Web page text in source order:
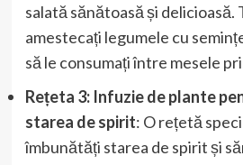
salată sănătoasă și delicioasă.
amestecați legumele cu
să le consumați între mesele
Rețeta 3: Infuzie de plante
starea de spirit: O rețetă
îmbunătăți starea de spirit și